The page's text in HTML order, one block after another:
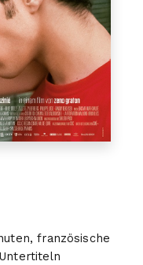
französische